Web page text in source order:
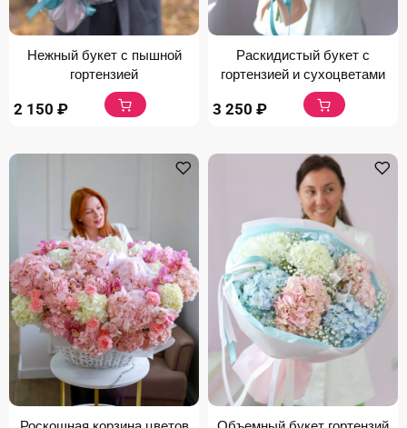
Нежный букет с пышной
гортензией
2 150 ₽
Раскидистый букет с
гортензией и сухоцветами
3 250 ₽